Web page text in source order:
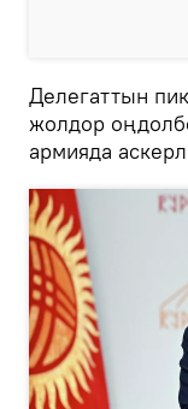
Делегаттын
жолдор
армияда